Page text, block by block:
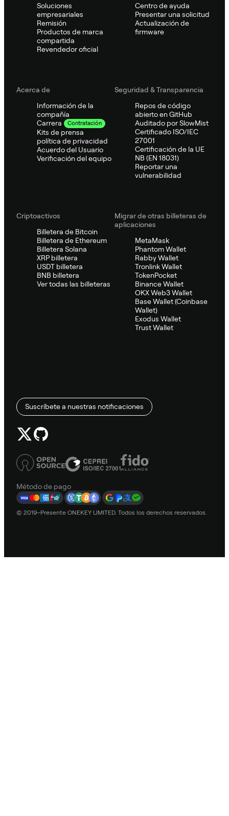
Soluciones
empresariales
Remisión
Productos de marca
compartida
Revendedor oficial
Centro de ayuda
Presentar una solicitud
Actualización de
firmware
Acerca de
Información de la
compañía
Carrera
Contratación
Kits de prensa
política de privacidad
Acuerdo del Usuario
Verificación del equipo
Seguridad & Transparencia
Repos de código
abierto en GitHub
Auditado por SlowMist
Certificado ISO/IEC
27001
Certificación de la UE
NB (EN 18031)
Reportar una
vulnerabilidad
Criptoactivos
Billetera de Bitcoin
Billetera de Ethereum
Billetera Solana
XRP billetera
USDT billetera
BNB billetera
Ver todas las billeteras
Migrar de otras billeteras de
aplicaciones
MetaMask
Phantom Wallet
Rabby Wallet
Tronlink Wallet
TokenPocket
Binance Wallet
OKX Web3 Wallet
Base Wallet (Coinbase
Wallet)
Exodus Wallet
Trust Wallet
Suscríbete a nuestras notificaciones
Método de pago
© 2019–Presente ONEKEY LIMITED. Todos los derechos reservados.